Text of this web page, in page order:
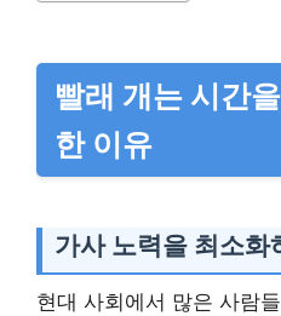
빨래 개는 시간
한 이유
가사 노력을 최소화
현대 사회에서 많은 사람